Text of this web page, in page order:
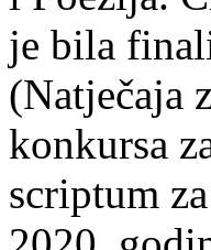
je bila
(Natječaja
konkursa
scriptum